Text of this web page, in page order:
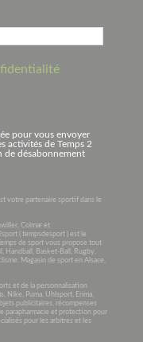
pour vous envoyer
activités de Temps 2
de désabonnement
votre partenaire sportif dans le
Colmar et
( tempsdesport ) est le
de sport vous propose tout
Handball, Basket-Ball, Rugby,
Magasin de sport en Alsace,
et de la personnalisation
Nike, Puma, Uhlsport, Erima,
publicitaires, récompenses
parapharmacie et protection pour
pour les arbitres et les